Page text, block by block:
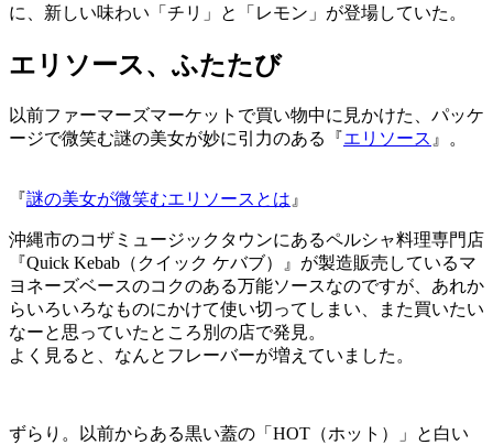
に、新しい味わい「チリ」と「レモン」が登場していた。
エリソース、ふたたび
以前ファーマーズマーケットで買い物中に見かけた、パッケ
ージで微笑む謎の美女が妙に引力のある『エリソース 』。
『謎の美女が微笑むエリソースとは 』
沖縄市のコザミュージックタウンにあるペルシャ料理専門店
『Quick Kebab（クイック ケバブ）』が製造販売しているマ
ヨネーズベースのコクのある万能ソースなのですが、あれか
らいろいろなものにかけて使い切ってしまい、また買いたい
なーと思っていたところ別の店で発見。
よく見ると、なんとフレーバーが増えていました。
ずらり。以前からある黒い蓋の「HOT（ホット）」と白い